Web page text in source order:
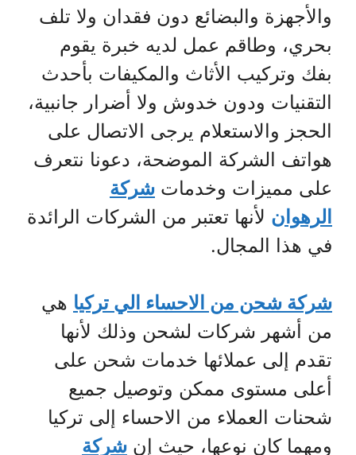
والأجهزة والبضائع دون فقدان ولا تلف
بحري، وطاقم عمل لديه خبرة يقوم
بفك وتركيب الأثاث والمكيفات بأحدث
التقنيات ودون خدوش ولا أضرار جانبية،
الحجز والاستعلام يرجى الاتصال على
هواتف الشركة الموضحة، دعونا نتعرف
على مميزات وخدمات شركة
الرهوان لأنها تعتبر من الشركات الرائدة
في هذا المجال.
شركة شحن من الاحساء الي تركيا هي
من أشهر شركات لشحن وذلك لأنها
تقدم إلى عملائها خدمات شحن على
أعلى مستوى ممكن وتوصيل جميع
شحنات العملاء من الاحساء إلى تركيا
ومهما كان نوعها، حيث إن شركة